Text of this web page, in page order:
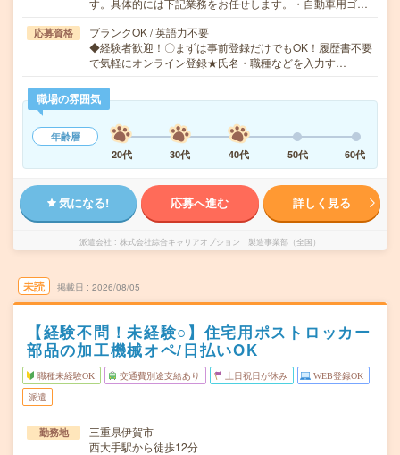
す。具体的には下記業務をお任せします。・自動車用ゴ…
応募資格
ブランクOK / 英語力不要
◆経験者歓迎！〇まずは事前登録だけでもOK！履歴書不要
で気軽にオンライン登録★氏名・職種などを入力す…
職場の雰囲気
年齢層
20代
30代 40代 50代 60代
気になる! 応募へ進む 詳しく見る
派遣会社 株式会社綜合キャリアオプション 製造事業部（全国）
未読 掲載日 2026/08/05
【経験不問！未経験○】住宅用ポストロッカー
部品の加工機械オペ/日払いOK
職種未経験OK 交通費別途支給あり 土日祝日が休み WEB登録OK
派遣
勤務地
三重県伊賀市
西大手駅から徒歩12分